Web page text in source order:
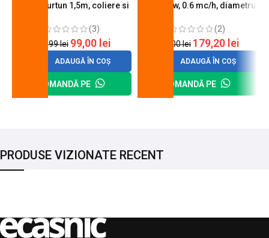
butelie, furtun 1,5m, coliere si
(3)
120,99lei 99,00 lei
ADAUGĂ ÎN COȘ
COMANDĂ PE
A600, 6 kw, 0.6 mc/h, diametru
(2)
200,00lei 179,20 lei
ADAUGĂ ÎN COȘ
COMANDĂ PE
PRODUSE VIZIONATE RECENT